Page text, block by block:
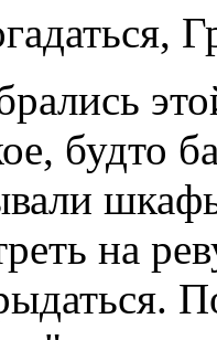
будто
на